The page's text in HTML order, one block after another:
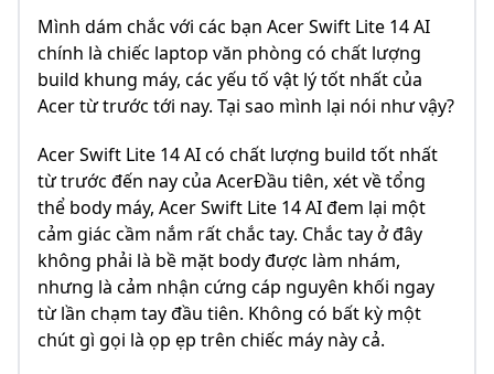
Mình dám chắc với các bạn Acer Swift Lite 14 AI
chính là chiếc laptop văn phòng có chất lượng
build khung máy, các yếu tố vật lý tốt nhất của
Acer từ trước tới nay. Tại sao mình lại nói như vậy?
Acer Swift Lite 14 AI có chất lượng build tốt nhất
từ trước đến nay của AcerĐầu tiên, xét về tổng
thể body máy, Acer Swift Lite 14 AI đem lại một
cảm giác cầm nắm rất chắc tay. Chắc tay ở đây
không phải là bề mặt body được làm nhám,
nhưng là cảm nhận cứng cáp nguyên khối ngay
từ lần chạm tay đầu tiên. Không có bất kỳ một
chút gì gọi là ọp ẹp trên chiếc máy này cả.